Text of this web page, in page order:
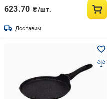
623.70 ₴/шт.
Доставим